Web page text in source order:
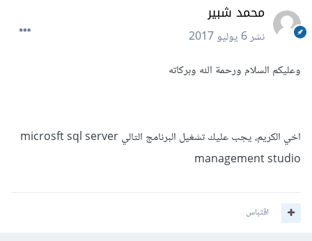
محمد شبير
نشر6 يوليو 2017
وعليكم السلام ورحمة الله وبركاته
اخي الكريم، يجب عليك تشغيل البرنامج التالي microsft sql server
management studio
اقتباس